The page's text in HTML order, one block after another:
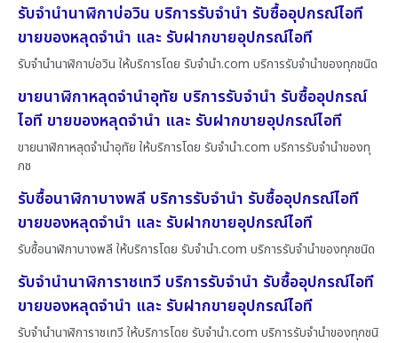
รับจำนำนาฬิกาบ่อวิน บริการรับจำนำ รับซื้ออุปกรณ์ไอที
ขายของหลุดจำนำ และ รับฝากขายอุปกรณ์ไอที
รับจำนำนาฬิกาบ่อวิน ให้บริการโดย รับจํานํา.com บริการรับจำนำของทุกชนิด
ขายนาฬิกาหลุดจำนำอุทัย บริการรับจำนำ รับซื้ออุปกรณ์
ไอที ขายของหลุดจำนำ และ รับฝากขายอุปกรณ์ไอที
ขายนาฬิกาหลุดจำนำอุทัย ให้บริการโดย รับจํานํา.com บริการรับจำนำของทุ
กช
รับซื้อนาฬิกาบางพลี บริการรับจำนำ รับซื้ออุปกรณ์ไอที
ขายของหลุดจำนำ และ รับฝากขายอุปกรณ์ไอที
รับซื้อนาฬิกาบางพลี ให้บริการโดย รับจํานํา.com บริการรับจำนำของทุกชนิด
รับจำนำนาฬิการาชเทวี บริการรับจำนำ รับซื้ออุปกรณ์ไอที
ขายของหลุดจำนำ และ รับฝากขายอุปกรณ์ไอที
รับจำนำนาฬิการาชเทวี ให้บริการโดย รับจํานํา.com บริการรับจำนำของทุกชนิ